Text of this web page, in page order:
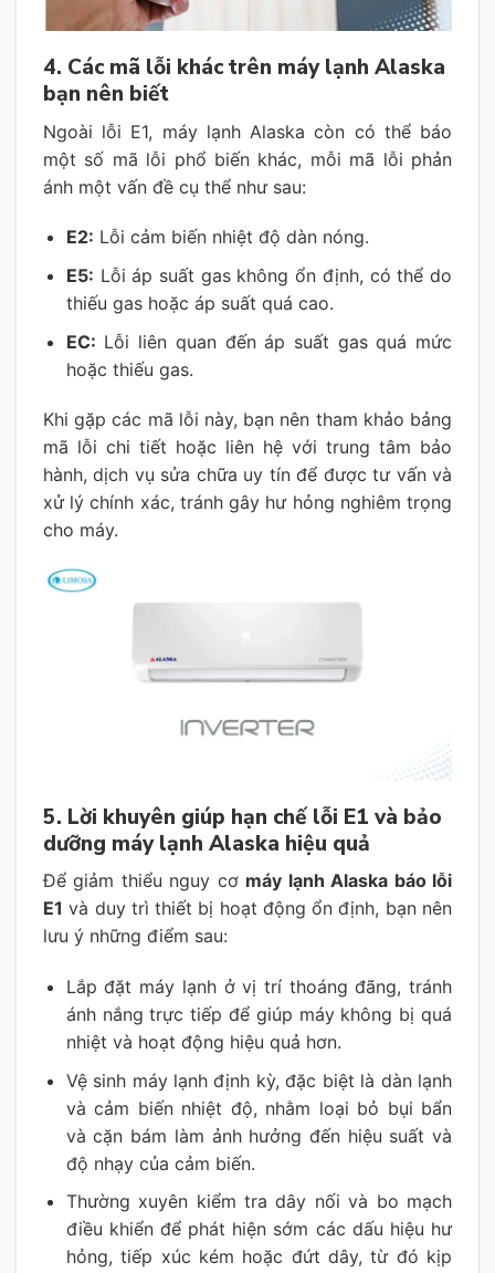
4. Các mã lỗi khác trên máy lạnh Alaska
bạn nên biết
Ngoài lỗi E1, máy lạnh Alaska còn có thể báo
một số mã lỗi phổ biến khác, mỗi mã lỗi phản
ánh một vấn đề cụ thể như sau:
E2: Lỗi cảm biến nhiệt độ dàn nóng.
E5: Lỗi áp suất gas không ổn định, có thể do
thiếu gas hoặc áp suất quá cao.
EC: Lỗi liên quan đến áp suất gas quá mức
hoặc thiếu gas.
Khi gặp các mã lỗi này, bạn nên tham khảo bảng
mã lỗi chi tiết hoặc liên hệ với trung tâm bảo
hành, dịch vụ sửa chữa uy tín để được tư vấn và
xử lý chính xác, tránh gây hư hỏng nghiêm trọng
cho máy.
5. Lời khuyên giúp hạn chế lỗi E1 và bảo
dưỡng máy lạnh Alaska hiệu quả
Để giảm thiểu nguy cơ máy lạnh Alaska báo lỗi
E1 và duy trì thiết bị hoạt động ổn định, bạn nên
lưu ý những điểm sau:
Lắp đặt máy lạnh ở vị trí thoáng đãng, tránh
ánh nắng trực tiếp để giúp máy không bị quá
nhiệt và hoạt động hiệu quả hơn.
Vệ sinh máy lạnh định kỳ, đặc biệt là dàn lạnh
và cảm biến nhiệt độ, nhằm loại bỏ bụi bẩn
và cặn bám làm ảnh hưởng đến hiệu suất và
độ nhạy của cảm biến.
Thường xuyên kiểm tra dây nối và bo mạch
điều khiển để phát hiện sớm các dấu hiệu hư
hỏng, tiếp xúc kém hoặc đứt dây, từ đó kịp